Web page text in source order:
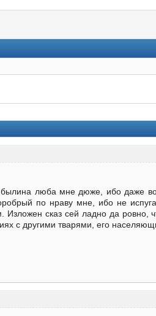
люба мне дюже, ибо даже
по нраву мне, ибо не
сказ сей ладно да ровно,
с другими тварями, его